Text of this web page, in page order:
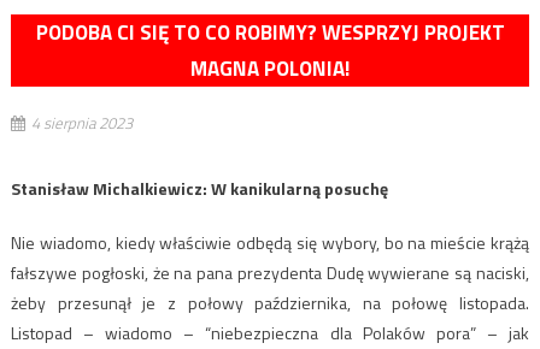
PODOBA CI SIĘ TO CO ROBIMY? WESPRZYJ PROJEKT
MAGNA POLONIA!
4 sierpnia 2023
Stanisław Michalkiewicz: W kanikularną posuchę
Nie wiadomo, kiedy właściwie odbędą się wybory, bo na mieście krążą
fałszywe pogłoski, że na pana prezydenta Dudę wywierane są naciski,
żeby przesunął je z połowy października, na połowę listopada.
Listopad – wiadomo – “niebezpieczna dla Polaków pora” – jak